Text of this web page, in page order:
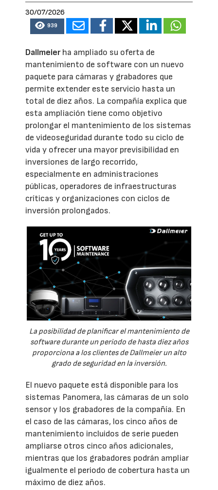
30/07/2026
939
Dallmeierha ampliado su oferta de
mantenimiento de software con un nuevo
paquete para cámaras y grabadores que
permite extender este servicio hasta un
total de diez años. La compañía explica que
esta ampliación tiene como objetivo
prolongar el mantenimiento de los sistemas
de videoseguridad durante todo su ciclo de
vida y ofrecer una mayor previsibilidad en
inversiones de largo recorrido,
especialmente en administraciones
públicas, operadores de infraestructuras
críticas y organizaciones con ciclos de
inversión prolongados.
La posibilidad de planificar el mantenimiento de
software durante un periodo de hasta diez años
proporciona a los clientes de Dallmeier un alto
grado de seguridad en la inversión.
El nuevo paquete está disponible para los
sistemas Panomera, las cámaras de un solo
sensor y los grabadores de la compañía. En
el caso de las cámaras, los cinco años de
mantenimiento incluidos de serie pueden
ampliarse otros cinco años adicionales,
mientras que los grabadores podrán ampliar
igualmente el periodo de cobertura hasta un
máximo de diez años.